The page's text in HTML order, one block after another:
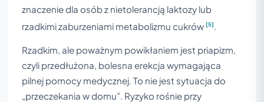
znaczenie dla osób z nietolerancją laktozy lub
rzadkimi zaburzeniami metabolizmu cukrów [5]
Rzadkim, ale poważnym powikłaniem jest priapizm,
czyli przedłużona, bolesna erekcja wymagająca
pilnej pomocy medycznej. To nie jest sytuacja do
„przeczekania w domu”. Ryzyko rośnie przy